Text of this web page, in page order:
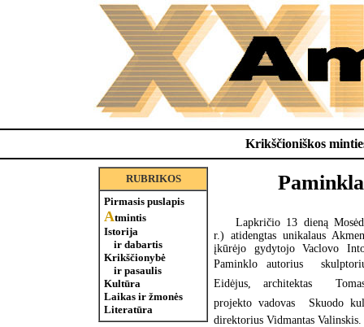
Krikščioniškos
RUBRIKOS
Pirmasis puslapis
Atmintis
Istorija
ir dabartis
Krikščionybė
ir pasaulis
Kultūra
Laikas ir žmonės
Literatūra
Lapkričio 13 dieną
r.) atidengtas unikalaus
įkūrėjo gydytojo Vaclovo
Paminklo autorius 
Eidėjus, architektas 
projekto vadovas  Skuodo
direktorius Vidmantas Valinskis.